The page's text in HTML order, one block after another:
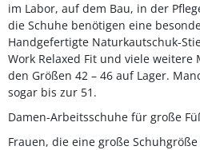
im Labor, auf dem Bau, in der
die Schuhe benötigen eine
Handgefertigte Naturkautschuk-
Work Relaxed Fit und viele
den Größen 42 – 46 auf Lager.
sogar bis zur 51.
Damen-Arbeitsschuhe für große
Frauen, die eine große